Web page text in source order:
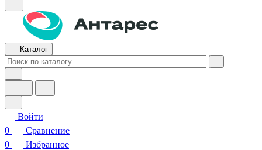
Каталог
Войти
0
Сравнение
0
Избранное